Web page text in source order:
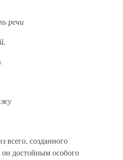
речи
всего, созданного
он достойным особого